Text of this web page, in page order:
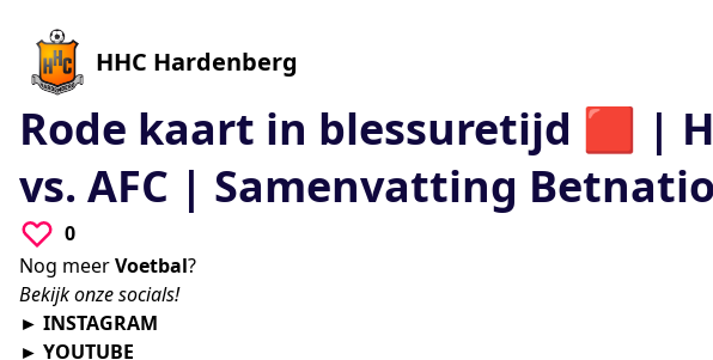
seconds
Volume
90%
HHC Hardenberg
Rode kaart in blessuretijd 🟥 |
vs. AFC | Samenvatting
0
Nog meerVoetbal?
Bekijk onze socials!
► INSTAGRAM
► YOUTUBE